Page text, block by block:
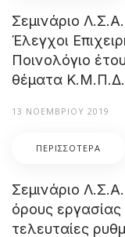
Σεμινάριο
Έλεγχοι
Ποινολόγιο
θέματα
13 ΝΟΕΜΒΡΊΟΥ 2019
ΠΕΡΙΣΣΌΤΕΡΑ
Σεμινάριο
όρους
τελευταίες